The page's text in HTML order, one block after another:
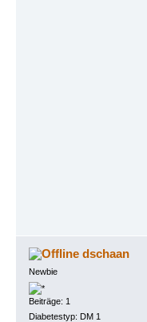
dschaan
Newbie
Beiträge: 1
Diabetestyp: DM 1